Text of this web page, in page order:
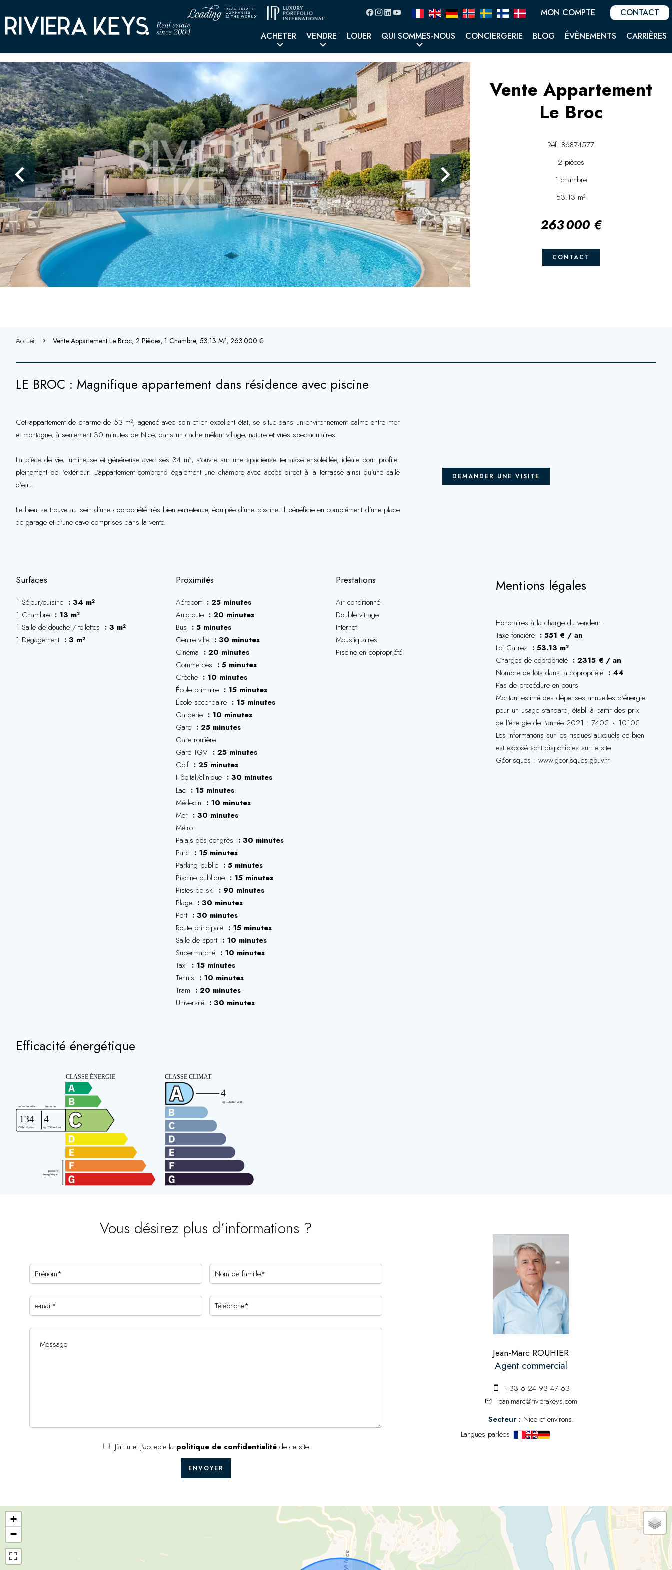
MON COMPTE CONTACT
ACHETER VENDRE LOUER QUI SOMMES-NOUS CONCIERGERIE BLOG ÉVÈNEMENTS CARRIÈRES
Vente Appartement
Le Broc
Réf. 86874577
2 pièces
1 chambre
53.13 m²
263 000 €
CONTACT
Accueil Vente Appartement Le Broc, 2 Pièces, 1 Chambre, 53.13 M², 263 000 €
DEMANDER UNE VISITE
LE BROC : Magnifique appartement dans résidence avec piscine
Cet appartement de charme de 53 m², agencé avec soin et en excellent état, se situe dans un environnement calme entre mer
et montagne, à seulement 30 minutes de Nice, dans un cadre mêlant village, nature et vues spectaculaires.
La pièce de vie, lumineuse et généreuse avec ses 34 m², s’ouvre sur une spacieuse terrasse ensoleillée, idéale pour profiter
pleinement de l’extérieur. L’appartement comprend également une chambre avec accès direct à la terrasse ainsi qu’une salle
d’eau.
Le bien se trouve au sein d’une copropriété très bien entretenue, équipée d’une piscine. Il bénéficie en complément d’une place
de garage et d'une cave comprises dans la vente.
Surfaces
1 Séjour/cuisine
34 m²
1 Chambre
13 m²
1 Salle de douche / toilettes
3 m²
1 Dégagement
3 m²
Proximités
Aéroport
25 minutes
Autoroute
20 minutes
Bus
5 minutes
Centre ville
30 minutes
Cinéma
20 minutes
Commerces
5 minutes
Crèche
10 minutes
École primaire
15 minutes
École secondaire
15 minutes
Garderie
10 minutes
Gare
25 minutes
Gare routière
Gare TGV
25 minutes
Golf
25 minutes
Hôpital/clinique
30 minutes
Lac
15 minutes
Médecin
10 minutes
Mer
30 minutes
Métro
Palais des congrès
30 minutes
Parc
15 minutes
Parking public
5 minutes
Piscine publique
15 minutes
Pistes de ski
90 minutes
Plage
30 minutes
Port
30 minutes
Route principale
15 minutes
Salle de sport
10 minutes
Supermarché
10 minutes
Taxi
15 minutes
Tennis
10 minutes
Tram
20 minutes
Université
30 minutes
Prestations
Air conditionné
Double vitrage
Internet
Moustiquaires
Piscine en copropriété
Mentions légales
Honoraires à la charge du vendeur
Taxe foncière
551 € / an
Loi Carrez
53.13 m²
Charges de copropriété
2315 € / an
Nombre de lots dans la copropriété
44
Pas de procédure en cours
Montant estimé des dépenses annuelles d'énergie
pour un usage standard, établi à partir des prix
de l'énergie de l'année 2021 : 740€ ~ 1010€
Les informations sur les risques auxquels ce bien
est exposé sont disponibles sur le site
Géorisques : www.georisques.gouv.fr
Efficacité énergétique
Vous désirez plus d’informations ?
J’ai lu et j'accepte la politique de confidentialitéde ce site
ENVOYER
Jean-Marc ROUHIER
Agent commercial
+33 6 24 93 47 63
jean-marc@rivierakeys.com
Secteur : Nice et environs.
Langues parlées
+
−